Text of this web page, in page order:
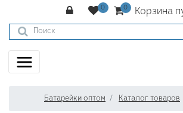
Корзина
Батарейки оптом Каталог товаров